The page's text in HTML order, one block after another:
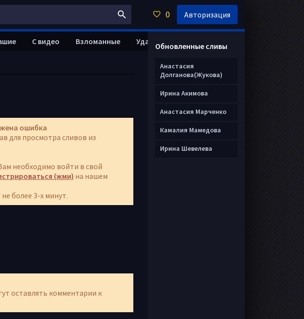
ошибка
для просмотра сливов из
необходимо войти в свой
(жми) на нашем
более 3-х минут.
оставлять комментарии к
С видео Взломанные Удалить анкету
Обновленные сливы
Анастасия
Долганова(Жукова)
Ирина Акимова
Анастасия Марченко
Камалия Мамедова
Ирина Шевелева
0 Авторизация